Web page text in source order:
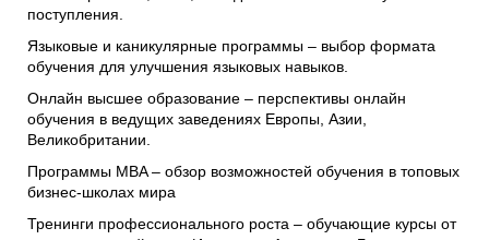
поступления.
Языковые и каникулярные программы – выбор формата
обучения для улучшения языковых навыков.
Онлайн высшее образование – перспективы онлайн
обучения в ведущих заведениях Европы, Азии,
Великобритании.
Программы MBA – обзор возможностей обучения в топовых
бизнес-школах мира
Тренинги профессионального роста – обучающие курсы от